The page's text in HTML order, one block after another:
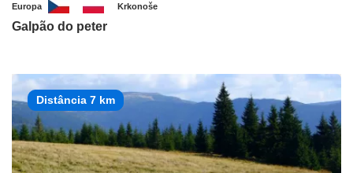
Europa Krkonoše
Galpão do peter
Distância 7 km